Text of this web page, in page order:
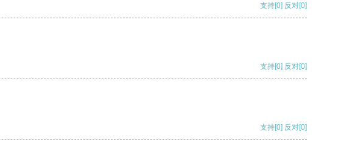
支持[0] 反对[0]
支持[0] 反对[0]
支持[0] 反对[0]